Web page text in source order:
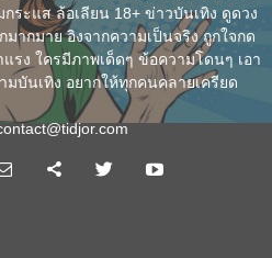
ระแส ล้อเลียน 18+ ข่าวบันเทิง ดูดวง
ากมาย อิงจากความเป็นจริง ถูกใจกด
รง ใครมีภาพเด็ดๆ ข้อความโดนๆ เอา
บันเทิง อยากให้ทุกคนคลายเครียด